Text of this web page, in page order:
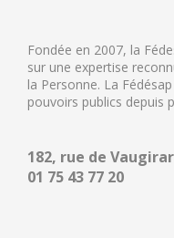
Fondée en 2007, la
sur une expertise
la Personne. La
pouvoirs publics depuis
182, rue de
01 75 43 77 20